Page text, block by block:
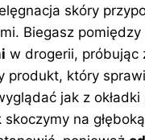
skóry
Biegasz pomiędzy
w drogerii, próbując
produkt, który
jak z okładki
skoczymy na